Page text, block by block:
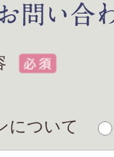
について